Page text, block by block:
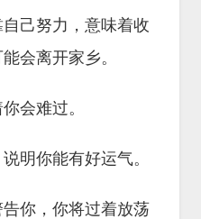
己努力，意味着收
会离开家乡。
会难过。
明你能有好运气。
你，你将过着放荡